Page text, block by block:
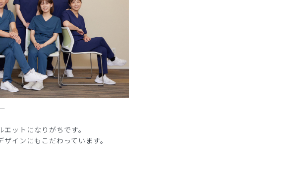
ットになりがちです。
インにもこだわっています。